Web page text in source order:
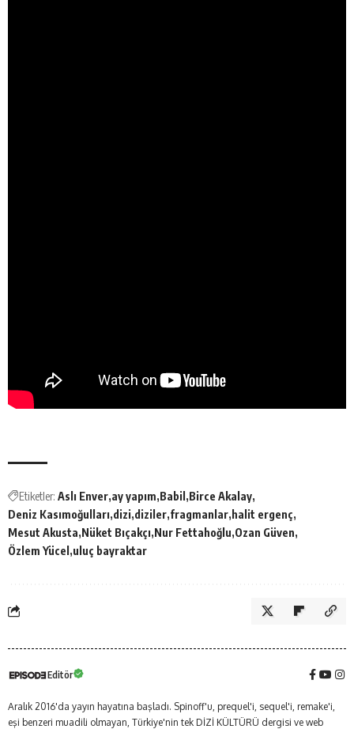
Etiketler: Aslı Enver ay yapım Babil Birce Akalay
Deniz Kasımoğulları dizi diziler fragmanlar halit ergenç
Mesut Akusta Nüket Bıçakçı Nur Fettahoğlu Ozan Güven
Özlem Yücel uluç bayraktar
Editör
Aralık 2016'da yayın hayatına başladı. Spinoff'u, prequel'i, sequel'i, remake'i,
eşi benzeri muadili olmayan, Türkiye'nin tek DİZİ KÜLTÜRÜ dergisi ve web